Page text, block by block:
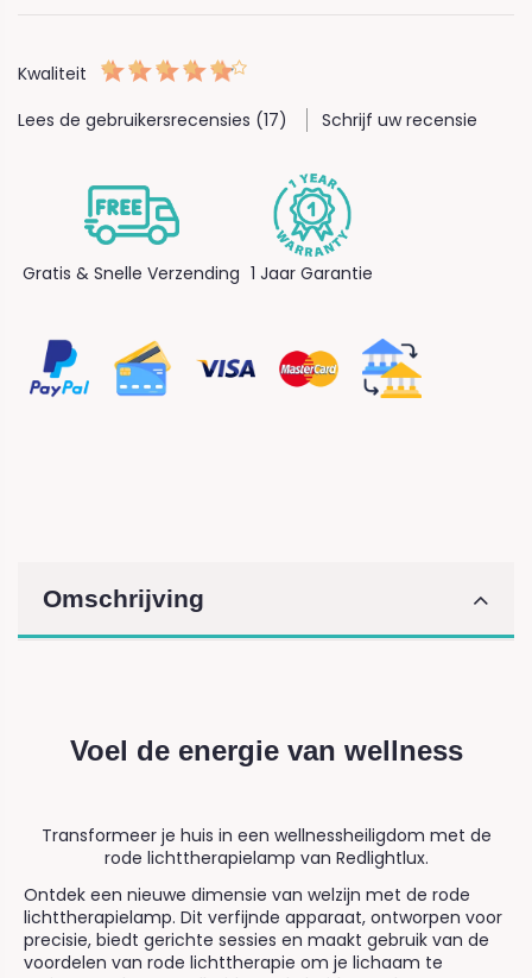
Kwaliteit
Lees de gebruikersrecensies (17)
Schrijf uw recensie
Gratis & Snelle Verzending 1 Jaar Garantie
Omschrijving
Voel de energie van wellness
Transformeer je huis in een wellnessheiligdom met de
rode lichttherapielamp van Redlightlux.
Ontdek een nieuwe dimensie van welzijn met de rode
lichttherapielamp. Dit verfijnde apparaat, ontworpen voor
precisie, biedt gerichte sessies en maakt gebruik van de
voordelen van rode lichttherapie om je lichaam te